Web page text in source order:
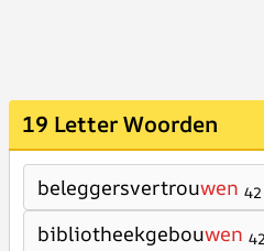
19 Letter Woorden
beleggersvertrouwen 42
bibliotheekgebouwen 42